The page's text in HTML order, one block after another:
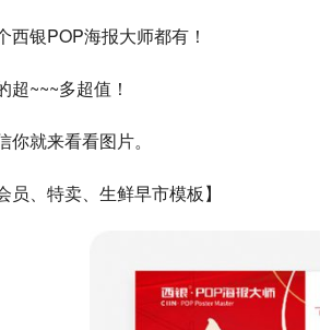
西银POP海报大师都有！
超~~~多超值！
你就来看看图片。00:00 / 00:11
员、特卖、生鲜早市模板】